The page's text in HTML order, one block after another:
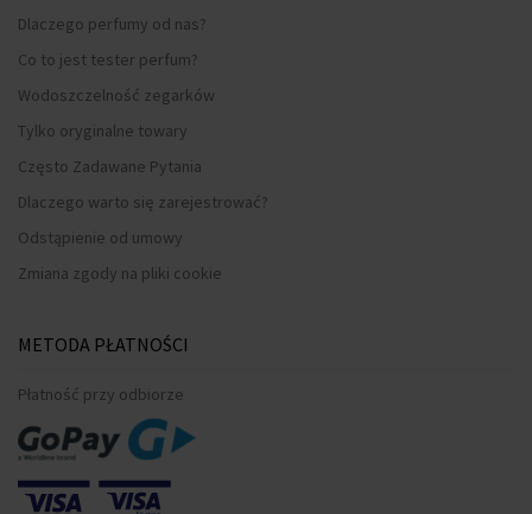
Dlaczego perfumy od nas?
Co to jest tester perfum?
Wodoszczelność zegarków
Tylko oryginalne towary
Często Zadawane Pytania
Dlaczego warto się zarejestrować?
Odstąpienie od umowy
Zmiana zgody na pliki cookie
METODA PŁATNOŚCI
Płatność przy odbiorze